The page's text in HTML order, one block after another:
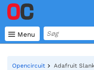
 Menu
Opencircuit Adafruit